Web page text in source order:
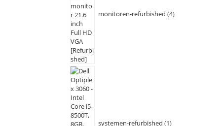
monitoren-refurbished 4
systemen-refurbished 1